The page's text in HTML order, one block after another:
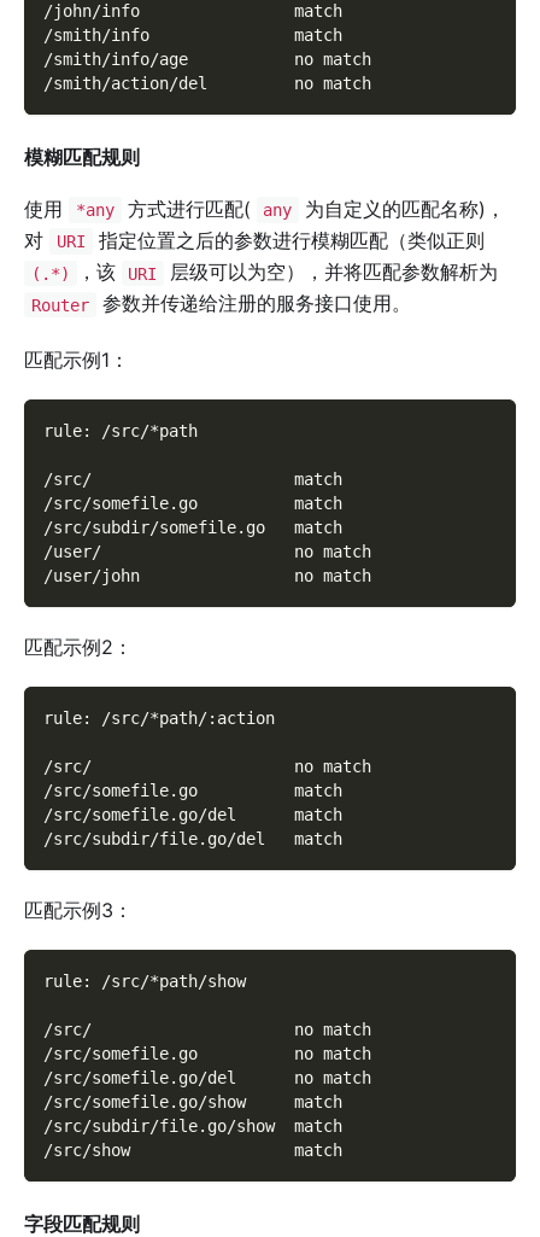
/john/info                match
/smith/info               match
/smith/info/age           no match
/smith/action/del         no match
模糊匹配规则
使用 *any 方式进行匹配( any
为自定义的匹配名称)，
对
URI 指定位置之后的参数进行模糊匹配（类似正则
(.*) ，该 URI 层级可以为空），并将匹配参数解析为
Router 参数并传递给注册的服务接口使用。
匹配示例1：
rule: /src/*path
/src/                     match
/src/somefile.go          match
/src/subdir/somefile.go   match
/user/                    no match
/user/john                no match
匹配示例2：
rule: /src/*path/:action
/src/                     no match
/src/somefile.go          match
/src/somefile.go/del      match
/src/subdir/file.go/del   match
匹配示例3：
rule: /src/*path/show
/src/                     no match
/src/somefile.go          no match
/src/somefile.go/del      no match
/src/somefile.go/show     match
/src/subdir/file.go/show  match
/src/show                 match
字段匹配规则